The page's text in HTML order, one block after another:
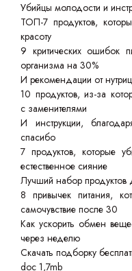
Убийцы молодости и
ТОП-7 продуктов,
красоту
9 критических ошибок
организма на 30%
И рекомендации от
10 продуктов, из-за
с заменителями
И инструкции,
спасибо
7 продуктов, которые
естественное сияние
Лучший набор продуктов
8 привычек питания,
самочувствие после 30
Как ускорить обмен
через неделю
Скачать подборку
doc 1,7mb